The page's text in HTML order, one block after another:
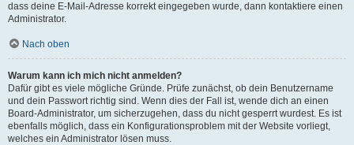
dass deine E-Mail-Adresse korrekt eingegeben wurde, dann kontaktiere einen
Administrator.
Nach oben
Warum kann ich mich nicht anmelden?
Dafür gibt es viele mögliche Gründe. Prüfe zunächst, ob dein Benutzername
und dein Passwort richtig sind. Wenn dies der Fall ist, wende dich an einen
Board-Administrator, um sicherzugehen, dass du nicht gesperrt wurdest. Es ist
ebenfalls möglich, dass ein Konfigurationsproblem mit der Website vorliegt,
welches ein Administrator lösen muss.